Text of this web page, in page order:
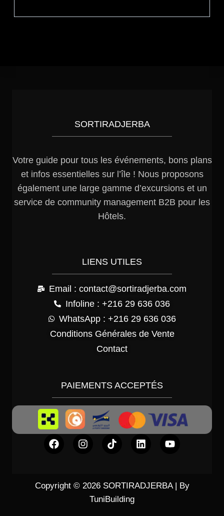
SORTIRADJERBA
Votre guide pour tous les événements, bons plans
et infos essentielles sur l’île ! Nous proposons
également une large gamme d’excursions et un
service de community management B2B pour les
Hôtels.
LIENS UTILES
Email : contact@sortiradjerba.com
Infoline : +216 29 636 036
WhatsApp : +216 29 636 036
Conditions Générales de Vente
Contact
PAIEMENTS ACCEPTÉS
Copyright © 2026 SORTIRADJERBA | By
TuniBuilding